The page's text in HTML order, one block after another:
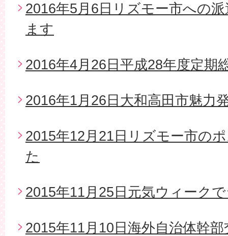
2016年5月6日リズモー市への
ます
2016年4月26日平成28年度定期
2016年1月26日大和高田市魅力
2015年12月21日リズモー市の
た
2015年11月25日元気ウィーク
2015年11月10日海外自治体幹